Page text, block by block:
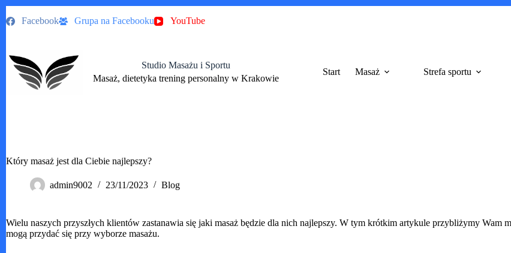
do
Facebook Grupa na Facebooku YouTube
Studio Masażu i Sportu
Masaż, dietetyka trening personalny w Krakowie
Start Masaż Strefa sportu
Który masaż jest dla Ciebie najlepszy?
admin9002 23/11/2023 Blog
Wielu naszych przyszłych klientów zastanawia się jaki masaż będzie dla nich najlepszy. W tym krótkim artykule przybliżymy Wam
mogą przydać się przy wyborze masażu.